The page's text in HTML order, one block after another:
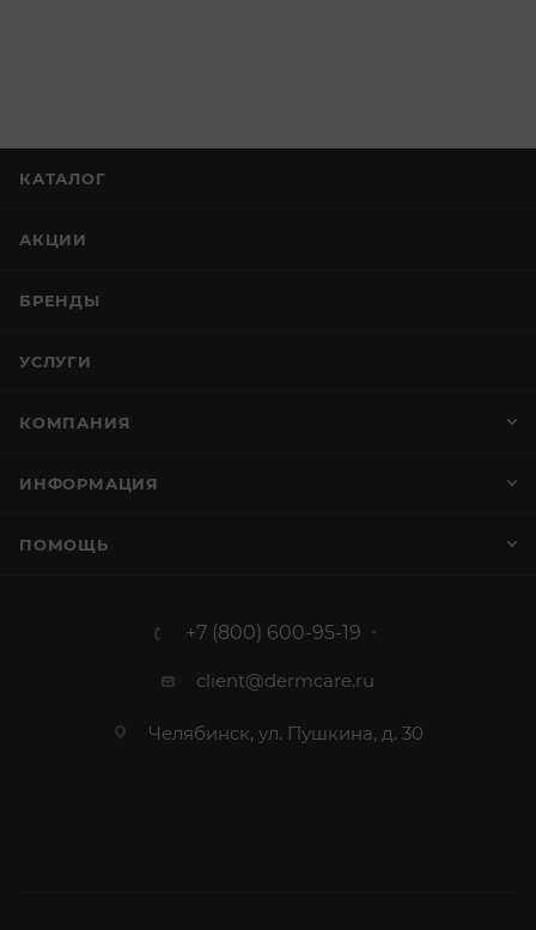
КАТАЛОГ
АКЦИИ
БРЕНДЫ
УСЛУГИ
КОМПАНИЯ
ИНФОРМАЦИЯ
ПОМОЩЬ
+7 (800) 600-95-19
client@dermcare.ru
Челябинск, ул. Пушкина, д. 30